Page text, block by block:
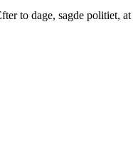
to dage, sagde politiet, at